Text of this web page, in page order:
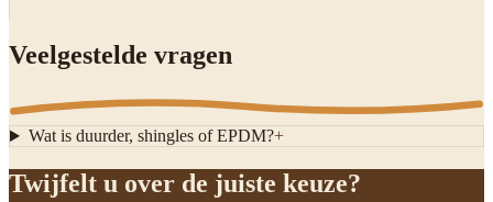
Veelgestelde vragen
Wat is duurder, shingles of EPDM?+
Twijfelt u over de juiste keuze?